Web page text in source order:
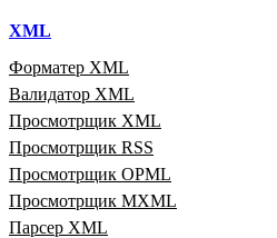
XML
Форматер XML
Валидатор XML
Просмотрщик XML
Просмотрщик RSS
Просмотрщик OPML
Просмотрщик MXML
Парсер XML